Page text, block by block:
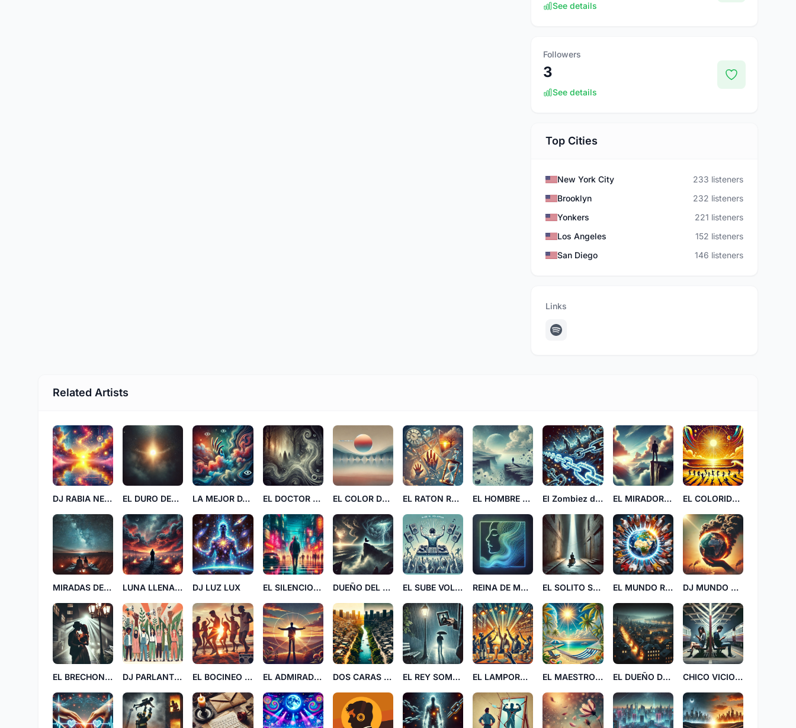
See details
Followers
3
See details
Top Cities
New York City
233 listeners
Brooklyn
232 listeners
Yonkers
221 listeners
Los Angeles
152 listeners
San Diego
146 listeners
Links
Related Artists
DJ RABIA NEGRA EL DURO DEL UNIVERSO UU LA MEJOR DAMA EE EL DOCTOR SOMBRA SS EL COLOR DEL SILENCIO DD EL RATON RELOJ EL HOMBRE LUNA MM El Zombiez de Cadenas EL MIRADOR NORTE JJ EL COLORIDO rD
MIRADAS DE DOS LUNA LLENA PP DJ LUZ LUX EL SILENCIOSO DUEÑO DEL TRUEÑO EL SUBE VOLUMEN MM REINA DE MUJER EL SOLITO SE QUEDO EL MUNDO REDONDO RD DJ MUNDO MANO
EL BRECHON 77 DJ PARLANTE MUNDIAL EL BOCINEO KK EL ADMIRADOR DEL SOY DOS CARAS PP EL REY SOMBRILLA CC EL LAMPORO VIB EL MAESTRO COCO EL DUEÑO DE LA CUIDAD CHICO VICIO VV